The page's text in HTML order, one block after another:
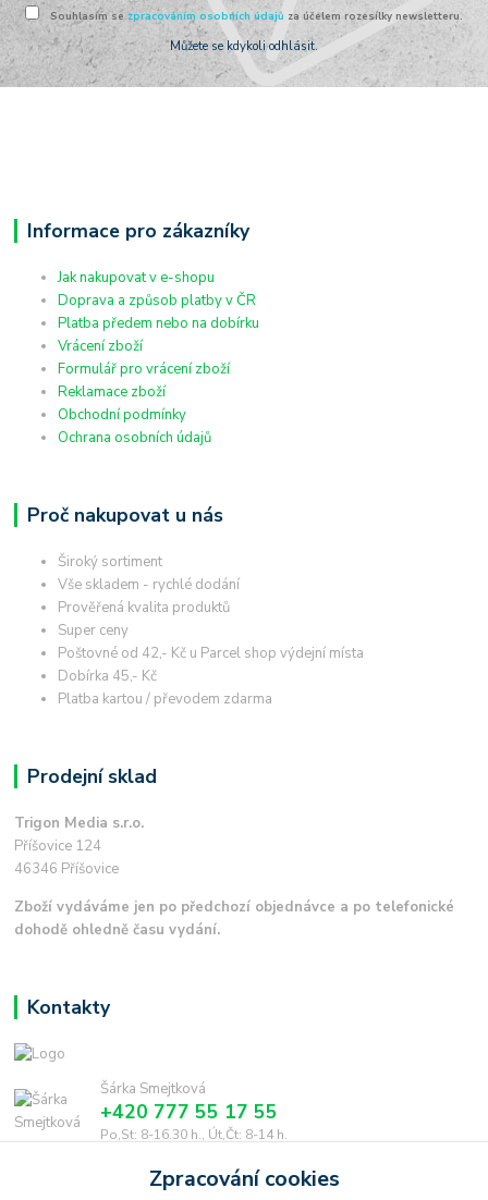
Souhlasím se zpracováním osobních údajů za účelem rozesílky newsletteru.
Můžete se kdykoli odhlásit.
Informace pro zákazníky
Jak nakupovat v e-shopu
Doprava a způsob platby v ČR
Platba předem nebo na dobírku
Vrácení zboží
Formulář pro vrácení zboží
Reklamace zboží
Obchodní podmínky
Ochrana osobních údajů
Proč nakupovat u nás
Široký sortiment
Vše skladem - rychlé dodání
Prověřená kvalita produktů
Super ceny
Poštovné od 42,- Kč u Parcel shop výdejní místa
Dobírka 45,- Kč
Platba kartou / převodem zdarma
Prodejní sklad
Trigon Media s.r.o.
Příšovice 124
46346 Příšovice
Zboží vydáváme jen po předchozí objednávce a po telefonické
dohodě ohledně času vydání.
Kontakty
Šárka Smejtková
+420 777 55 17 55
Po,St: 8-16.30 h., Út,Čt: 8-14 h.
smejtkova@trigonmedia.czZpracování cookies